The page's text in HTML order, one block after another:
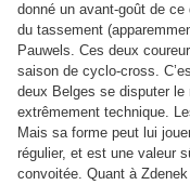
donné un avant-goût de
du tassement
Pauwels. Ces deux
saison de cyclo-cross.
deux Belges se disputer
extrêmement technique.
Mais sa forme peut lui
régulier, et est une valeur
convoitée. Quant à